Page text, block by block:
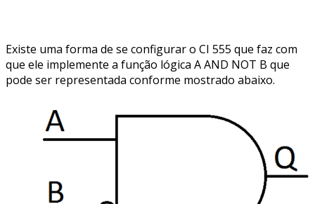
Existe uma forma de se configurar o CI 555 que faz com
que ele implemente a função lógica A AND NOT B que
pode ser representada conforme mostrado abaixo.